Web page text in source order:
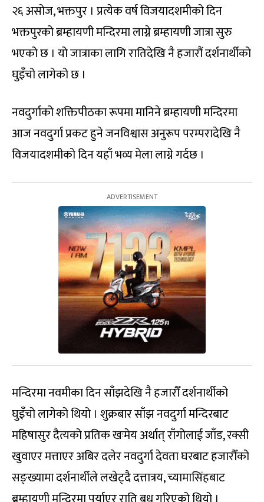
२६ असोज, भक्तपुर । प्रत्येक वर्ष विजयादशमीको दिन
भक्तपुरको ब्रम्हायणी मन्दिरमा लाग्ने ब्रम्हायणी जात्रा सुरु
भएको छ । यो जात्राका लागि रातिदेखि नै हजारौं दर्शनार्थीको
घुइँचो लागेको छ ।
नवदुर्गाको शक्तिपीठका रूपमा मानिने ब्रम्हायणी मन्दिरमा
आज नवदुर्गा प्रकट हुने जनविश्वास अनुरूप परम्परादेखि नै
विजयादशमीको दिन यहाँ भव्य मेला लाग्ने गर्दछ ।
मन्दिरमा नवमीका दिन साँझदेखि नै हजारौँ दर्शनार्थीको
घुइँचो लागेको थियो । शुक्रबार साँझ नवदुर्गा मन्दिरबाट
महिषासुर दैत्यको प्रतिक खःमेय अर्थात् राँगोलाई जाँड, रक्सी
खुवाएर मत्ताएर अबिर दलेर नवदुर्गा देवता घरबाट हजारौँको
सङ्ख्यामा दर्शनार्थीले लखेट्दै दत्तात्रय, च्यामासिंहबाट